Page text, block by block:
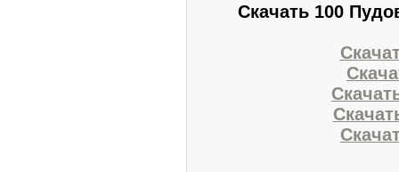
Скачать 100